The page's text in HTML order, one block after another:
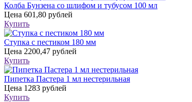
Колба Бунзена со шлифом и тубусом 100 мл
Цена 601,80 рублей
Купить
Ступка с пестиком 180 мм
Цена 2200,47 рублей
Купить
Пипетка Пастера 1 мл нестерильная
Цена 1283 рублей
Купить